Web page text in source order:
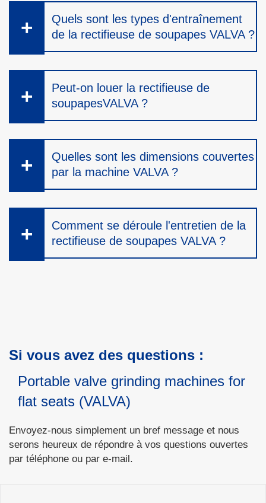
Quels sont les types d'entraînement
de la rectifieuse de soupapes VALVA ?
Peut-on louer la rectifieuse de
soupapesVALVA ?
Quelles sont les dimensions couvertes
par la machine VALVA ?
Comment se déroule l'entretien de la
rectifieuse de soupapes VALVA ?
Si vous avez des questions :
Portable valve grinding machines for
flat seats (VALVA)
Envoyez-nous simplement un bref message et nous
serons heureux de répondre à vos questions ouvertes
par téléphone ou par e-mail.